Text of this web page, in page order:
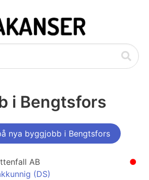
i Bengtsfors
nya byggjobb i Bengtsfors
●
AB
(DS)